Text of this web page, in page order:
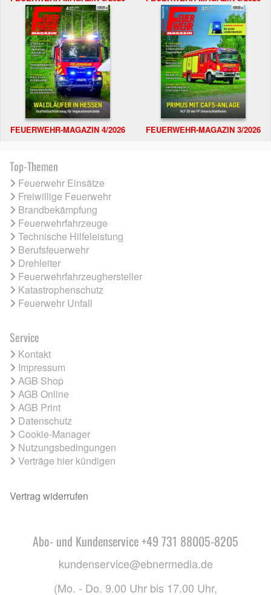
FEUERWEHR-MAGAZIN 4/2026 FEUERWEHR-MAGAZIN 3/2026
Top-Themen
Feuerwehr Einsätze
Freiwillige Feuerwehr
Brandbekämpfung
Feuerwehrfahrzeuge
Technische Hilfeleistung
Berufsfeuerwehr
Drehleiter
Feuerwehrfahrzeughersteller
Katastrophenschutz
Feuerwehr Unfall
Service
Kontakt
Impressum
AGB Shop
AGB Online
AGB Print
Datenschutz
Cookie-Manager
Nutzungsbedingungen
Verträge hier kündigen
Vertrag widerrufen
Abo- und Kundenservice +49 731 88005-8205
kundenservice@ebnermedia.de
(Mo. - Do. 9.00 Uhr bis 17.00 Uhr,